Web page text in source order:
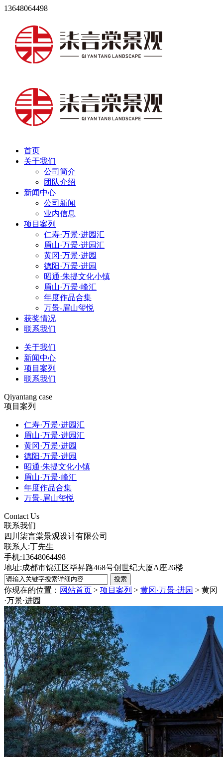
13648064498
首页
关于我们
公司简介
团队介绍
新闻中心
公司新闻
业内信息
项目案列
仁寿·万景·进园汇
眉山·万景·进园汇
黄冈·万景·进园
德阳·万景·进园
昭通·朱提文化小镇
眉山·万景·峰汇
年度作品合集
万景-眉山玺悦
获奖情况
联系我们
关于我们
新闻中心
项目案列
联系我们
Qiyantang case
项目案列
仁寿·万景·进园汇
眉山·万景·进园汇
黄冈·万景·进园
德阳·万景·进园
昭通·朱提文化小镇
眉山·万景·峰汇
年度作品合集
万景-眉山玺悦
Contact Us
联系我们
四川柒言棠景观设计有限公司
联系人:丁先生
手机:13648064498
地址:成都市锦江区毕昇路468号创世纪大厦A座26楼
你现在的位置： 网站首页 > 项目案列 > 黄冈·万景·进园 > 黄冈
·万景·进园